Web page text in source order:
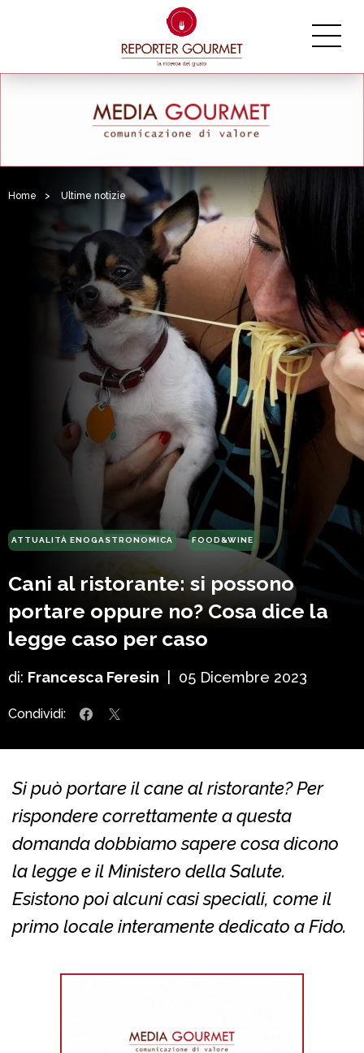
Home > Ultime notizie
ATTUALITÀ ENOGASTRONOMICA FOOD&WINE
Cani al ristorante: si possono
portare oppure no? Cosa dice la
legge caso per caso
di: Francesca Feresin 05 Dicembre 2023
Condividi:
Si può portare il cane al ristorante? Per
rispondere correttamente a questa
domanda dobbiamo sapere cosa dicono
la legge e il Ministero della Salute.
Esistono poi alcuni casi speciali, come il
primo locale interamente dedicato a Fido.